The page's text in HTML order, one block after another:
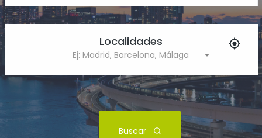
Localidades
Ej: Madrid, Barcelona, Málaga
Buscar